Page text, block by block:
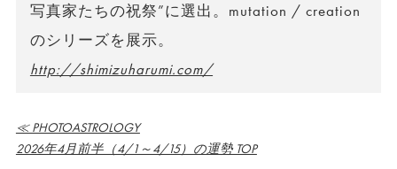
写真家たちの祝祭”に選出。mutation / creation
のシリーズを展示。
http://shimizuharumi.com/
≪ PHOTOASTROLOGY
2026年4月前半（4/1～4/15）の運勢 TOP